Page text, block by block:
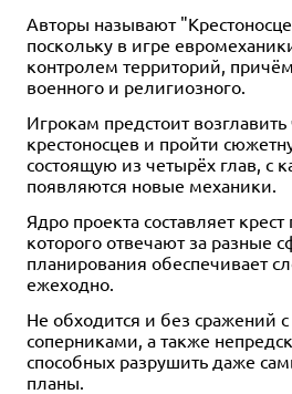
2
90+
12+
Eng
Bushido. Civil Hands Unclean:
Two-Player Starter Expansion
3 992 ₽ 4 990 ₽ -20% 1
2 90+ 12+ Eng
Bushido. Ronin & Kami: Master
Bat
1 690 ₽ 1
2
90+
12+
Eng
Bushido. The Prefecture of Ryu:
Miho & Tama
1 832 ₽ 2 290 ₽ -20% 1
Авторы называют
поскольку в игре
контролем территорий,
военного и религиозного.
Игрокам предстоит возглавить
крестоносцев и пройти
состоящую из четырёх глав, с
появляются новые механики.
Ядро проекта составляет
которого отвечают за разные
планирования обеспечивает
ежеходно.
Не обходится и без сражений
соперниками, а также
способных разрушить даже
планы.